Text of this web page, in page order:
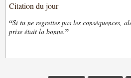
Citation du jour
“Si tu ne regrettes pas les conséquences,
prise était la bonne.”